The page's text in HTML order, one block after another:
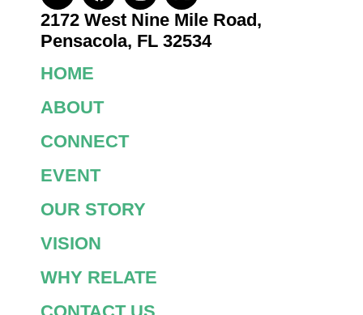
2172 West Nine Mile Road,
Pensacola, FL 32534
HOME
ABOUT
CONNECT
EVENT
OUR STORY
VISION
WHY RELATE